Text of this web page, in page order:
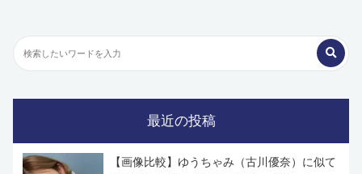
最近の投稿
【画像比較】ゆうちゃみ（古川優奈）に似て